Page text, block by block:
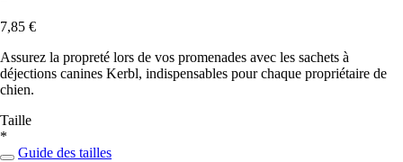
7,85 €
Assurez la propreté lors de vos promenades avec les sachets à
déjections canines Kerbl, indispensables pour chaque propriétaire de
chien.
Taille
*
Guide des tailles